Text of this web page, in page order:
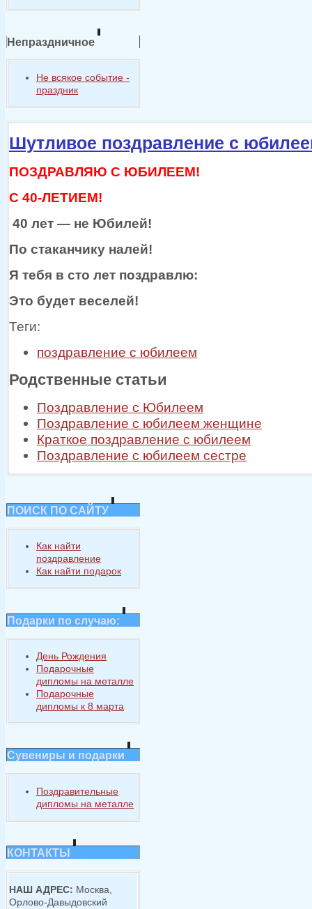
Непраздничное
Не всякое событие -
праздник
Шутливое поздравление с
ПОЗДРАВЛЯЮ С ЮБИЛЕЕМ!
С 40-ЛЕТИЕМ!
40 лет — не Юбилей!
По стаканчику налей!
Я тебя в сто лет поздравлю:
Это будет веселей!
Теги:
поздравление с юбилеем
Родственные статьи
Поздравление с Юбилеем
Поздравление с юбилеем женщине
Краткое поздравление с юбилеем
Поздравление с юбилеем сестре
ПОИСК ПО САЙТУ
Как найти
поздравление
Как найти подарок
Подарки по случаю:
День Рождения
Подарочные
дипломы на металле
Подарочные
дипломы к 8 марта
Сувениры и подарки
Поздравительные
дипломы на металле
КОНТАКТЫ
НАШ АДРЕС: Москва,
Орлово-Давыдовский